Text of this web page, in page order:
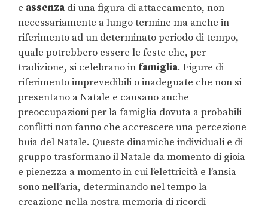
e assenza di una figura di attaccamento, non
necessariamente a lungo termine ma anche in
riferimento ad un determinato periodo di tempo,
quale potrebbero essere le feste che, per
tradizione, si celebrano in famiglia. Figure di
riferimento imprevedibili o inadeguate che non si
presentano a Natale e causano anche
preoccupazioni per la famiglia dovuta a probabili
conflitti non fanno che accrescere una percezione
buia del Natale. Queste dinamiche individuali e di
gruppo trasformano il Natale da momento di gioia
e pienezza a momento in cui l’elettricità e l’ansia
sono nell’aria, determinando nel tempo la
creazione nella nostra memoria di ricordi